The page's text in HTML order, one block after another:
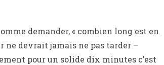
demander, « combien long est en
devrait jamais ne pas tarder –
pour un solide dix minutes c’est